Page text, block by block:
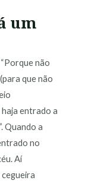
um
não
que não
entrado a
Quando a
no
Aí